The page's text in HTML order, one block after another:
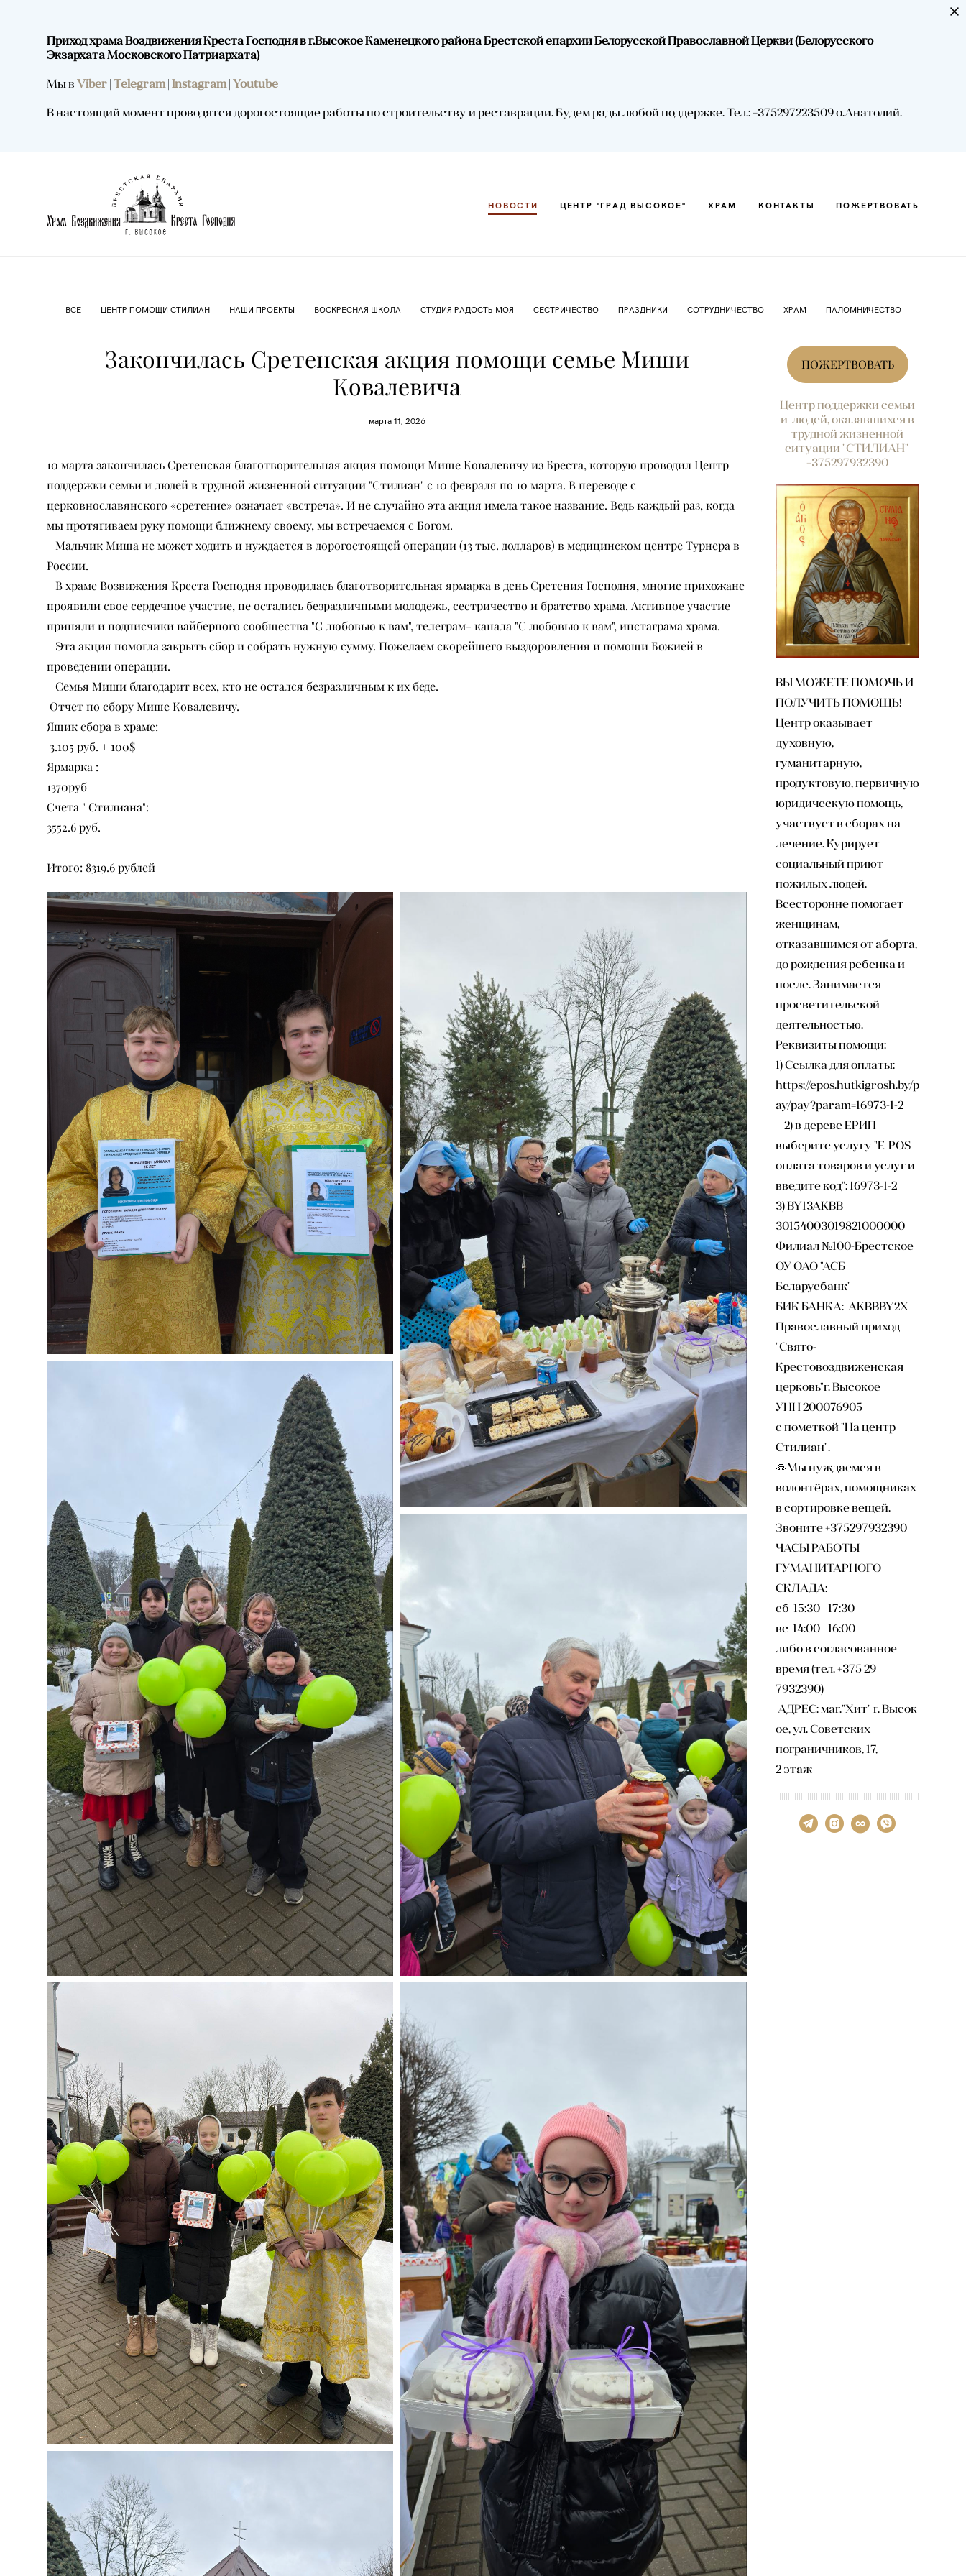
Приход храма Воздвижения Креста Господня в г.Высокое Каменецкого района Брестской епархии Белорусской Православной Церкви (Белорусского
Экзархата Московского Патриархата)
Мы в Viber | Telegram| Instagram| Youtube
В настоящий момент проводятся дорогостоящие работы по строительству и реставрации. Будем рады любой поддержке. Тел.: +375297223509 о.Анатолий.
НОВОСТИ ЦЕНТР "ГРАД ВЫСОКОЕ" ХРАМ КОНТАКТЫ ПОЖЕРТВОВАТЬ
ВСЕ ЦЕНТР ПОМОЩИ СТИЛИАН НАШИ ПРОЕКТЫ ВОСКРЕСНАЯ ШКОЛА СТУДИЯ РАДОСТЬ МОЯ СЕСТРИЧЕСТВО ПРАЗДНИКИ СОТРУДНИЧЕСТВО ХРАМ ПАЛОМНИЧЕСТВО
Закончилась Сретенская акция помощи семье Миши
Ковалевича
марта 11, 2026
10 марта закончилась Сретенская благотворительная акция помощи Мише Ковалевичу из Бреста, которую проводил Центр
поддержки семьи и людей в трудной жизненной ситуации "Стилиан" с 10 февраля по 10 марта. В переводе с
церковнославянского «сретение» означает «встреча». И не случайно эта акция имела такое название. Ведь каждый раз, когда
мы протягиваем руку помощи ближнему своему, мы встречаемся с Богом.
Мальчик Миша не может ходить и нуждается в дорогостоящей операции (13 тыс. долларов) в медицинском центре Турнера в
России.
В храме Возвижения Креста Господня проводилась благотворительная ярмарка в день Сретения Господня, многие прихожане
проявили свое сердечное участие, не остались безразличными молодежь, сестричество и братство храма. Активное участие
приняли и подписчики вайберного сообщества "С любовью к вам", телеграм- канала "С любовью к вам", инстаграма храма.
Эта акция помогла закрыть сбор и собрать нужную сумму. Пожелаем скорейшего выздоровления и помощи Божией в
проведении операции.
Семья Миши благодарит всех, кто не остался безразличным к их беде.
Отчет по сбору Мише Ковалевичу.
Ящик сбора в храме:
3.105 руб. + 100$
Ярмарка :
1370руб
Счета " Стилиана":
3552.6 руб.
Итого: 8319.6 рублей
ПОЖЕРТВОВАТЬ
Центр поддержки семьи
и людей, оказавшихся в
трудной жизненной
ситуации "СТИЛИАН"
+375297932390
ВЫ МОЖЕТЕ ПОМОЧЬ И
ПОЛУЧИТЬ ПОМОЩЬ!
Центр оказывает
духовную,
гуманитарную,
продуктовую, первичную
юридическую помощь,
участвует в сборах на
лечение. Курирует
социальный приют
пожилых людей.
Всесторонне помогает
женщинам,
отказавшимся от аборта,
до рождения ребенка и
после. Занимается
просветительской
деятельностью.
Реквизиты помощи:
1) Ссылка для оплаты:
https://epos.hutkigrosh.by/p
ay/pay?param=16973-1-2
2) в дереве ЕРИП
выберите услугу "E-POS -
оплата товаров и услуг и
введите код": 16973-1-2
3) BY13AKBB
30154003019821000000
Филиал №100-Брестское
ОУ ОАО "АСБ
Беларусбанк"
БИК БАНКА: AKBBBY2X
Православный приход
"Свято-
Крестовоздвиженская
церковь"г. Высокое
УНН 200076905
с пометкой "На центр
Стилиан".
🙏Мы нуждаемся в
волонтёрах, помощниках
в сортировке вещей.
Звоните +375297932390
ЧАСЫ РАБОТЫ
ГУМАНИТАРНОГО
СКЛАДА:
сб 15:30 - 17:30
вс 14:00 - 16:00
либо в согласованное
время (тел. +375 29
7932390)
АДРЕС: маг."Хит" г. Высок
ое, ул. Советских
пограничников, 17,
2 этаж